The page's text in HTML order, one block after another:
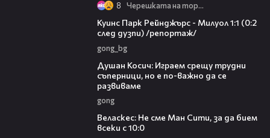
8 Черешката на тортата
Куинс Парк Рейнджърс - Милуол 1:1 (0:2
след дузпи) /репортаж/
gong_bg
Душан Косич: Играем срещу трудни
съперници, но е по-важно да се
развиваме
gong
Веласкес: Не сме Ман Сити, за да бием
всеки с 10:0